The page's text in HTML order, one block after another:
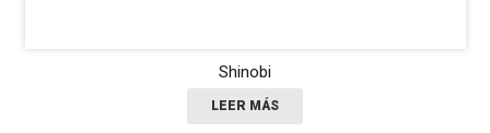
Shinobi
LEER MÁS